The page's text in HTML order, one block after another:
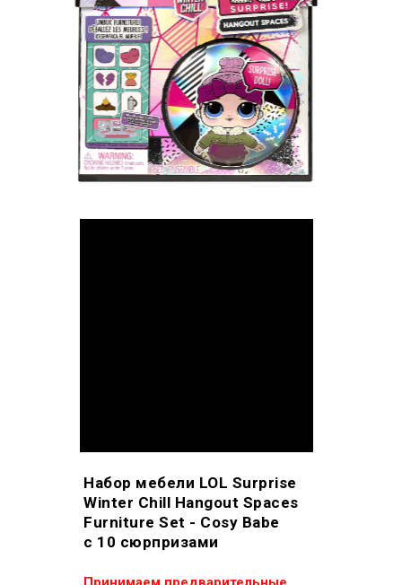
Набор мебели LOL Surprise
Winter Chill Hangout Spaces
Furniture Set - Cosy Babe
с 10 сюрпризами